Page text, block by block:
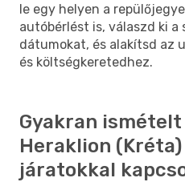
le egy helyen a
autóbérlést is, válaszd ki a
dátumokat, és alakítsd az
és költségkeretedhez.
Gyakran
Heraklion
járatokkal